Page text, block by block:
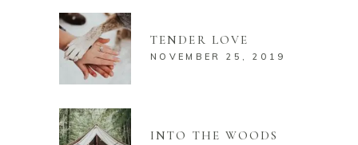
TENDER LOVE
NOVEMBER 25, 2019
INTO THE WOODS